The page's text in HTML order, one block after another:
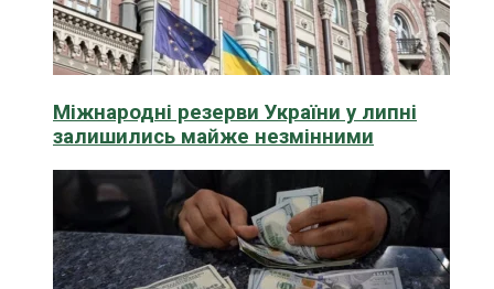
Міжнародні резерви України у липні
залишились майже незмінними